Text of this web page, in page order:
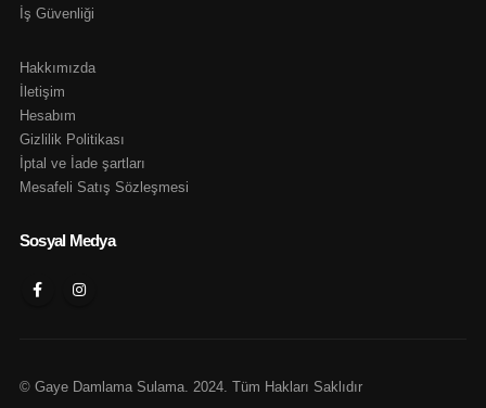
İş Güvenliği
Hakkımızda
İletişim
Hesabım
Gizlilik Politikası
İptal ve İade şartları
Mesafeli Satış Sözleşmesi
Sosyal Medya
© Gaye Damlama Sulama. 2024. Tüm Hakları Saklıdır